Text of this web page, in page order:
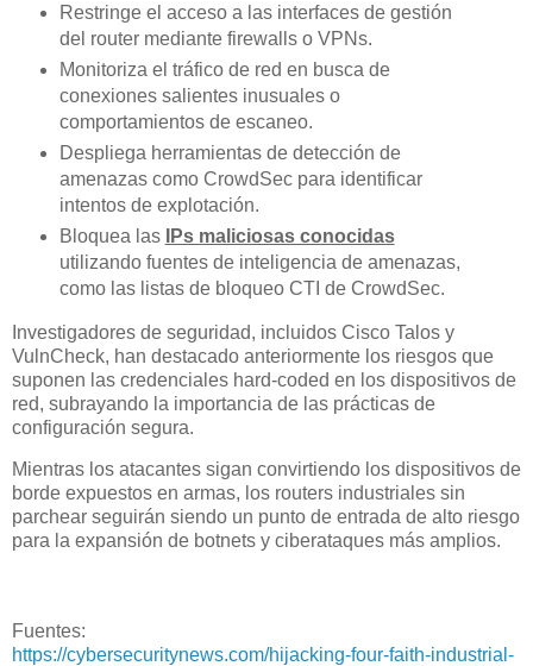
Restringe el acceso a las interfaces de gestión
del router mediante firewalls o VPNs.
Monitoriza el tráfico de red en busca de
conexiones salientes inusuales o
comportamientos de escaneo.
Despliega herramientas de detección de
amenazas como CrowdSec para identificar
intentos de explotación.
Bloquea las
IPs maliciosas conocidas
utilizando fuentes de inteligencia de amenazas,
como las listas de bloqueo CTI de CrowdSec.
Investigadores de seguridad, incluidos Cisco Talos y
VulnCheck, han destacado anteriormente los riesgos que
suponen las credenciales hard-coded en los dispositivos de
red, subrayando la importancia de las prácticas de
configuración segura.
Mientras los atacantes sigan convirtiendo los dispositivos de
borde expuestos en armas, los routers industriales sin
parchear seguirán siendo un punto de entrada de alto riesgo
para la expansión de botnets y ciberataques más amplios.
Fuentes:
https://cybersecuritynews.com/hijacking-four-faith-industrial-